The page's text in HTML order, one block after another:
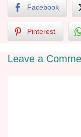
Facebook
Pinterest
Leave a